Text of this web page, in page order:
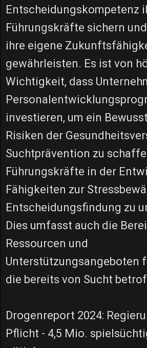
Entscheidungskompetenz
Führungskräfte sichern
ihre eigene
gewährleisten. Es ist von
Wichtigkeit, dass
investieren, um ein
Risiken der
Suchtprävention zu
Führungskräfte in der
Fähigkeiten zur
Entscheidungsfindung zu
Dies umfasst auch die
Ressourcen und
Unterstützungsangeboten
die bereits von Sucht
Drogenreport 2024:
Pflicht - 4,5 Mio.